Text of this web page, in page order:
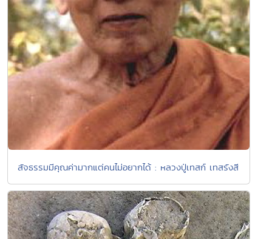
สัจธรรมมีคุณค่ามากแต่คนไม่อยากได้ : หลวงปู่เทสก์ เทสรังสี